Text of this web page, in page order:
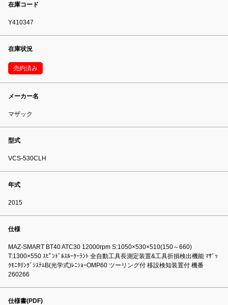
在庫コード
Y410347
在庫状況
売約済み
メーカー名
マザック
型式
VCS-530CLH
年式
2015
仕様
MAZ-SMART BT40 ATC30 12000rpm S:1050×530×510(150～660)
T:1300×550 ｽﾋﾟﾝﾄﾞﾙｽﾙｰｸｰﾗﾝﾄ 全自動工具長測定装置&工具折損検出機能 ﾏｻﾞｯ
ｸﾓﾆﾀﾘﾝｸﾞｼｽﾃﾑB(光学式)ﾚﾆｼｮｰOMP60 ツーリング付 移設検知装置付 機番
260266
仕様書(PDF)